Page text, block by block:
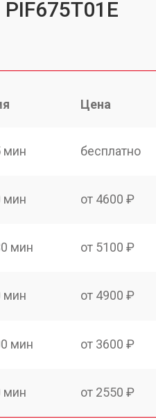
Цена
мин бесплатно
мин от 4600 ₽
мин от 5100 ₽
мин от 4900 ₽
мин от 3600 ₽
мин от 2550 ₽